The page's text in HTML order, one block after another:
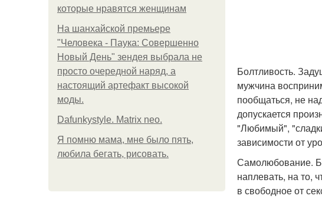
которые нравятся женщинам
На шанхайской премьере
"Человека - Паука: Совершенно
Новый День" зендея выбрала не
просто очередной наряд, а
настоящий артефакт высокой
моды.
Dafunkystyle. Matrix neo.
Я помню мама, мне было пять,
любила бегать, рисовать.
Болтливость.
мужчина
пообщаться, не
допускается
"Любимый",
зависимости от
Самолюбование.
наплевать, на то,
в свободное от